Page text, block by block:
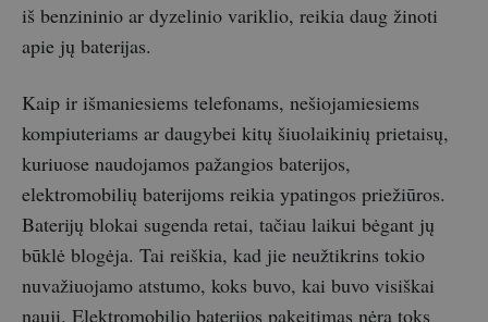
iš benzininio ar dyzelinio variklio, reikia daug žinoti
apie jų baterijas.
Kaip ir išmaniesiems telefonams, nešiojamiesiems
kompiuteriams ar daugybei kitų šiuolaikinių prietaisų,
kuriuose naudojamos pažangios baterijos,
elektromobilių baterijoms reikia ypatingos priežiūros.
Baterijų blokai sugenda retai, tačiau laikui bėgant jų
būklė blogėja. Tai reiškia, kad jie neužtikrins tokio
nuvažiuojamo atstumo, koks buvo, kai buvo visiškai
nauji. Elektromobilio baterijos pakeitimas nėra toks